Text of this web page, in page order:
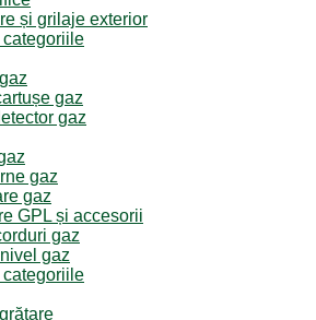
și grilaje exterior
categoriile
gaz
gaz
gaz
gaz
GPL și accesorii
gaz
gaz
categoriile